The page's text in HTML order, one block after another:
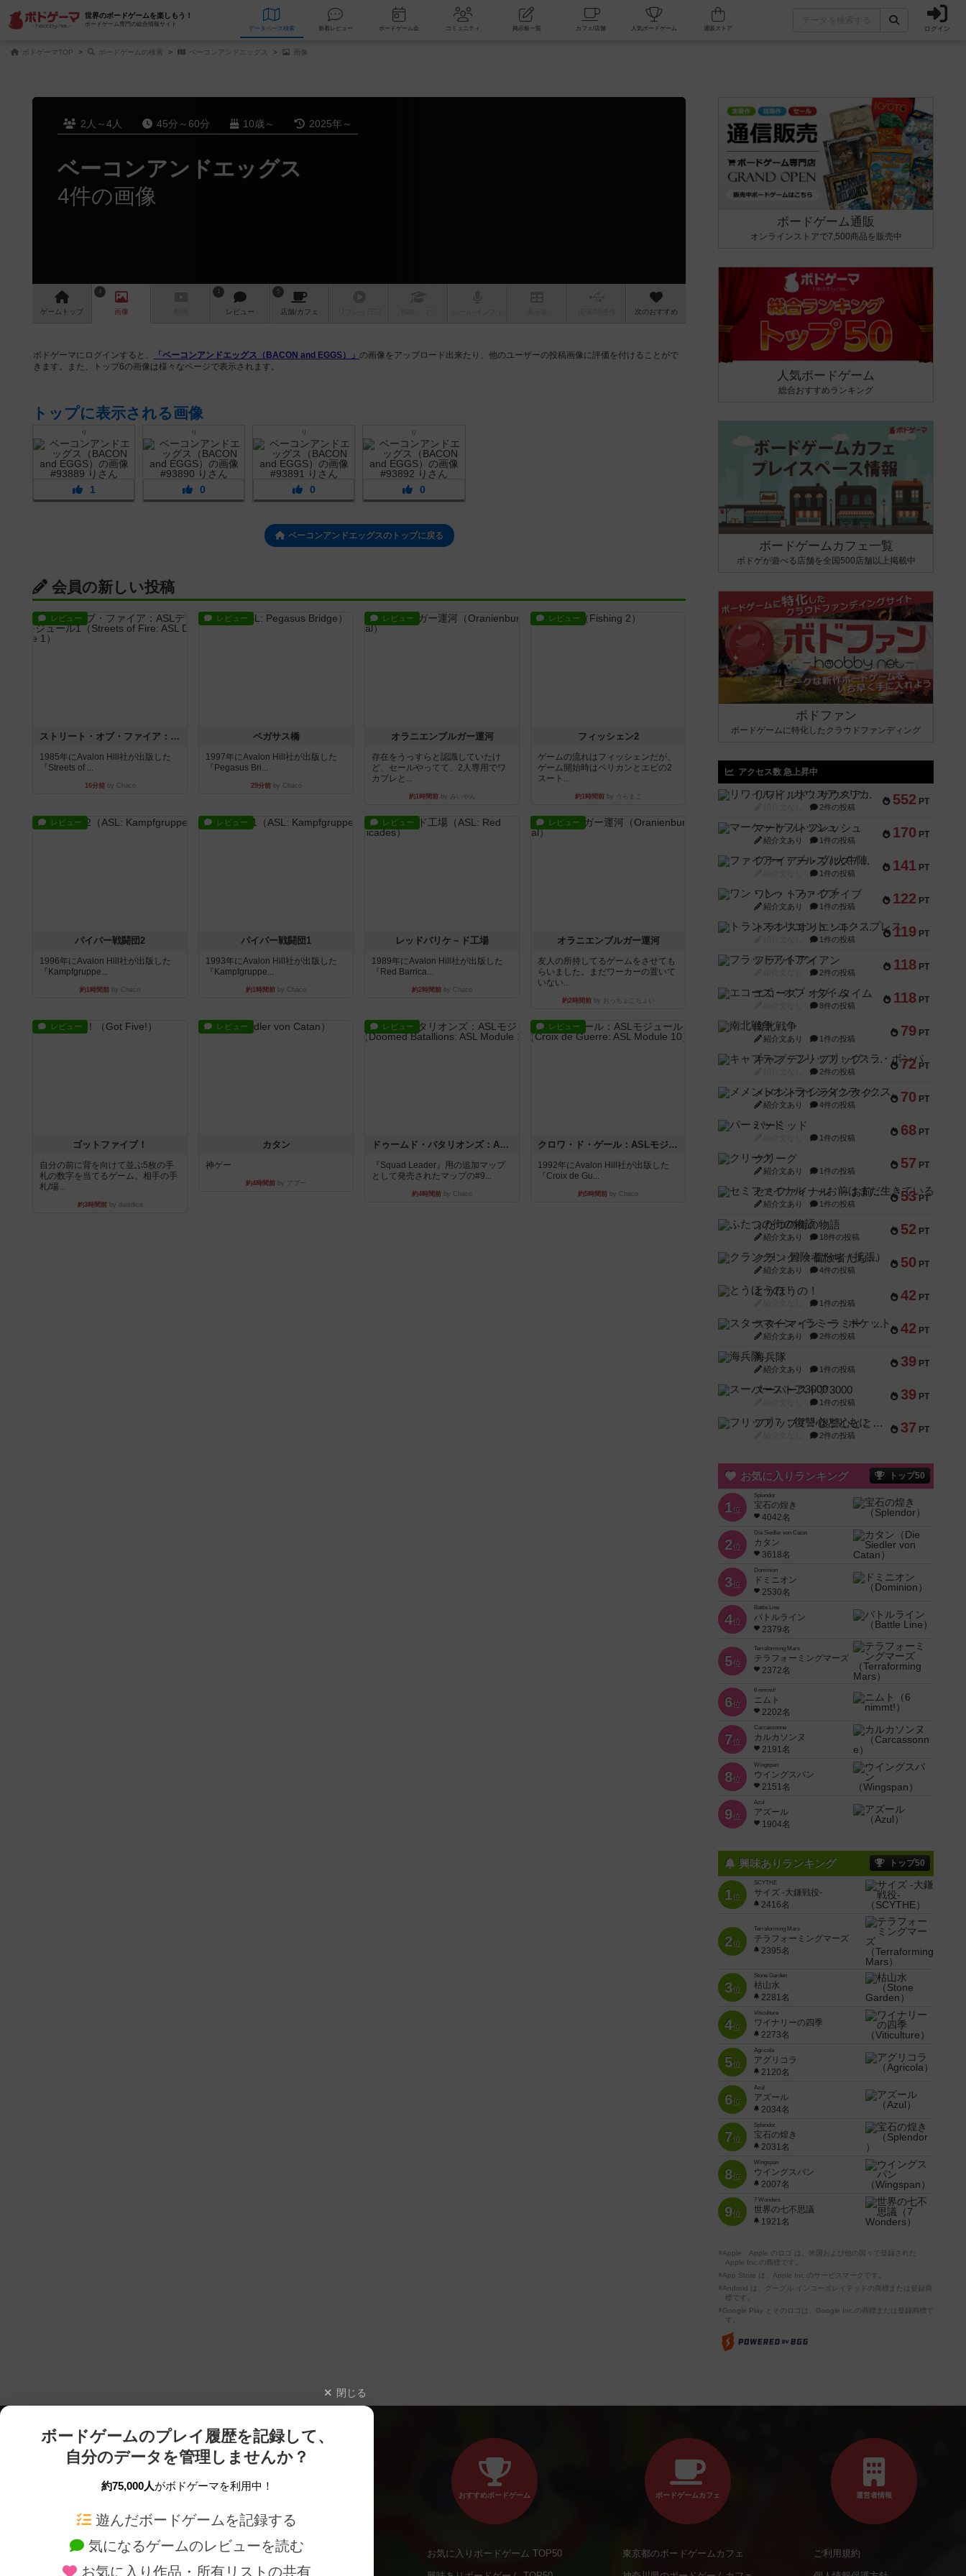
世界のボードゲームを楽しもう！
ボードゲーム専門の総合情報サイト
データベース 検索 新着レビュー ボードゲーム会 コミュニティ 掲示板一覧 カフェ/店舗 人気ボードゲーム ログイン
ボドゲーマTOP ボードゲームの検索 ベーコンアンドエッグス 画像
2人～4人 45分～60分 10歳～ 2025年～
ベーコンアンドエッグス
4件の画像
ゲーム トップ
4
画像
1
レビュー
5
店舗/カフェ 次のおすすめ
ボドゲーマにログインすると、 「ベーコンアンドエッグス（BACON and EGGS）」 の画像をアップロード出来たり、他のユーザーの投稿画像に評価を付けることがで
きます。また、トップ6の画像は様々なページで表示されます。
トップに表示される画像
り
1
り
0
り
0
り
0
ベーコンアンドエッグスのトップに戻る
会員の新しい投稿
レビュー
ストリート・オブ・ファイア：ASLデラックスモジュール1
1985年にAvalon Hill社が出版した
『Streets of ...
16分前by Chaco
レビュー
ペガサス橋
1997年にAvalon Hill社が出版した
『Pegasus Bri...
29分前by Chaco
レビュー
オラニエンブルガー運河
存在をうっすらと認識していたけ
ど、セールやってて、2人専用でワ
カプレと...
約1時間前by みいやん
レビュー
フィッシェン2
ゲームの流れはフィッシェンだが、
ゲーム開始時はペリカンとエビの2
スート...
約1時間前by うらまこ
レビュー
パイパー戦闘団2
1996年にAvalon Hill社が出版した
『Kampfgruppe...
約1時間前 by Chaco
レビュー
パイパー戦闘団1
1993年にAvalon Hill社が出版した
『Kampfgruppe...
約1時間前 by Chaco
レビュー
レッドバリケ－ド工場
1989年にAvalon Hill社が出版した
『Red Barrica...
約2時間前 by Chaco
レビュー
オラニエンブルガー運河
友人の所持してるゲームをさせても
らいました。まだワーカーの置いて
いない...
約2時間前by おっちょこちょい
レビュー
ゴットファイブ！
自分の前に背を向けて並ぶ5枚の手
札の数字を当てるゲーム。相手の手
札/場...
約3時間前by daisdice
レビュー
カタン
神ゲー
約4時間前 by アプー
レビュー
ドゥームド・バタリオンズ：ASLモジュール11
『Squad Leader』用の追加マップ
として発売されたマップの#9...
約4時間前 by Chaco
レビュー
クロワ・ド・ゲール：ASLモジュール10
1992年にAvalon Hill社が出版した
『Croix de Gu...
約5時間前 by Chaco
ボードゲーム通販
オンラインストアで7,500商品を販売中
人気ボードゲーム
総合おすすめランキング
ボードゲームカフェ一覧
ボドゲが遊べる店舗を全国500店舗以上掲載中
ボドファン
ボードゲームに特化したクラウドファンディング
アクセス数 急上昇中
552 PT
リワイルド：サウスアメリカ
2件の投稿
170 PT
マーケットフレッシュ
紹介文あり 1件の投稿
141 PT
ファイアー・ブルズ / 火牛陣
1件の投稿
122 PT
ワン・トゥ・ファイブ
紹介文あり 1件の投稿
119 PT
トランスオリエント・エクスプレス
1件の投稿
118 PT
フラットアイアン
2件の投稿
118 PT
エコーズ・オブ・タイム
8件の投稿
79 PT
南北戦争
紹介文あり 1件の投稿
72 PT
キャプテン・フリップ：イスラ・ボンバ
2件の投稿
70 PT
メメントオンラインタクティクス
紹介文あり 4件の投稿
68 PT
パーミッド
1件の投稿
57 PT
クリーグ
紹介文あり 1件の投稿
53 PT
セミファイナル ～お前はまだ生きている～
紹介文あり 1件の投稿
52 PT
ふたつの街の物語
紹介文あり 18件の投稿
50 PT
クランク! ：冒険者たち（拡張）
紹介文あり 4件の投稿
42 PT
とうほうの！
1件の投稿
42 PT
スターマイン・ラミー ポケット
紹介文あり 2件の投稿
39 PT
海兵隊
紹介文あり 1件の投稿
39 PT
スーパーストア3000
1件の投稿
37 PT
フリップ７：復讐心とともに
2件の投稿
お気に入りランキング トップ50
1位
Splendor
宝石の煌き
4042名
2位
Die Siedler von Catan
カタン
3618名
3位
Dominion
ドミニオン
2530名
4位
Battle Line
バトルライン
2379名
5位
Terraforming Mars
テラフォーミングマーズ
2372名
6位
6 nimmt!
ニムト
2202名
7位
Carcassonne
カルカソンヌ
2191名
8位
Wingspan
ウイングスパン
2151名
9位
Azul
アズール
1904名
興味ありランキング トップ50
1位
SCYTHE
サイズ -大鎌戦役-
2416名
2位
Terraforming Mars
テラフォーミングマーズ
2395名
3位
Stone Garden
枯山水
2281名
4位
Viticulture
ワイナリーの四季
2273名
5位
Agricola
アグリコラ
2120名
6位
Azul
アズール
2034名
7位
Splendor
宝石の煌き
2031名
8位
Wingspan
ウイングスパン
2007名
9位
7 Wonders
世界の七不思議
1921名
※Apple、Apple のロゴ は、米国および他の国々で登録された
Apple Inc.の商標です。
※App Store は、Apple Inc.のサービスマークです。
※Android は、グーグル インコーポレイテッドの商標または登録商
標です。
※Google Play とそのロゴは、Google Inc.の商標または登録商標で
す。
閉じる
ボードゲームのプレイ履歴を記録して、
自分のデータを管理しませんか？
約75,000人がボドゲーマを利用中！
遊んだボードゲームを記録する
気になるゲームのレビューを読む
お気に入り作品・所有リストの共有
ボードゲームを検索する 新作・再入荷情報
おすすめボードゲーム
お気に入りボードゲーム TOP50
ボードゲームカフェ
東京都のボードゲームカフェ
運営者情報
ご利用規約